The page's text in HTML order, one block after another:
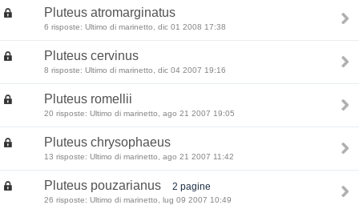
Pluteus atromarginatus
6 risposte: Ultimo di marinetto, dic 01 2008 17:38
Pluteus cervinus
8 risposte: Ultimo di marinetto, dic 04 2007 19:16
Pluteus romellii
20 risposte: Ultimo di marinetto, ago 21 2007 19:05
Pluteus chrysophaeus
13 risposte: Ultimo di marinetto, ago 21 2007 11:42
Pluteus pouzarianus 2 pagine
26 risposte: Ultimo di marinetto, lug 09 2007 10:49